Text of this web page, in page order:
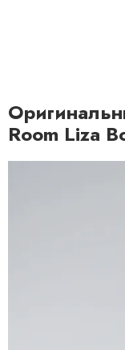
Room Liza